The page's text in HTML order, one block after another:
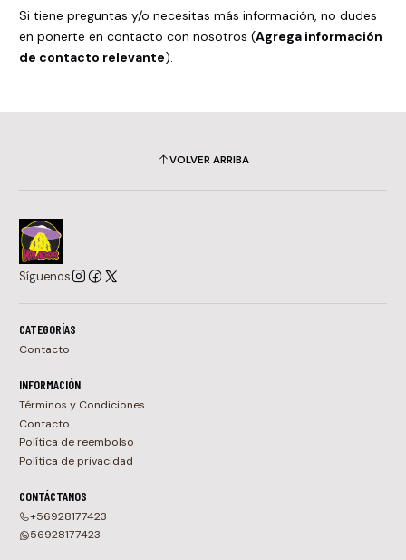
Si tiene preguntas y/o necesitas más información, no dudes
en ponerte en contacto con nosotros (Agrega información
de contacto relevante).
VOLVER ARRIBA
Síguenos
CATEGORÍAS
Contacto
INFORMACIÓN
Términos y Condiciones
Contacto
Política de reembolso
Política de privacidad
CONTÁCTANOS
+56928177423
56928177423